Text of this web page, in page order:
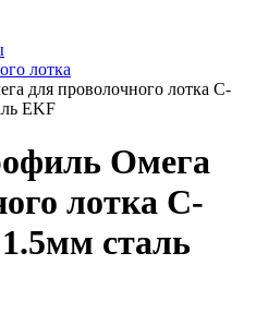
лотка
для проволочного лотка С-
EKF
Омега
лотка С-
сталь